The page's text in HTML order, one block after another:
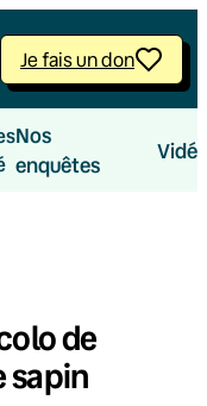
Je fais un don
Nos
enquêtes
de
sapin